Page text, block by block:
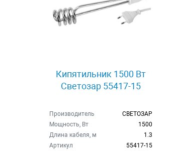
Кипятильник 1500 Вт
Светозар 55417-15
Производитель
СВЕТОЗАР
Мощность, Вт
1500
Длина кабеля, м
1.3
Артикул
55417-15